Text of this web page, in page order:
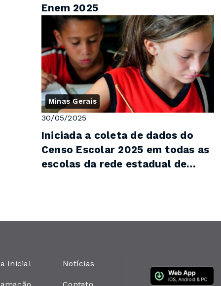
Enem 2025
Minas Gerais
30/05/2025
Iniciada a coleta de dados do
Censo Escolar 2025 em todas as
escolas da rede estadual de
Inicial Notícias